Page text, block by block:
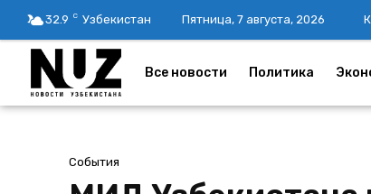
32.9 C Узбекистан Пятница, 7 августа, 2026
Все новости Политика
События